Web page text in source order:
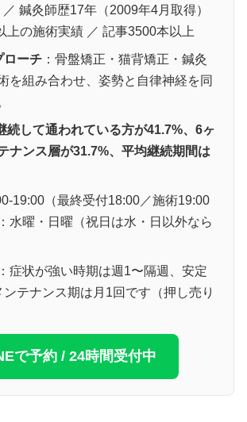
鍼灸師歴17年（2009年4月取得）
上の施術実績 ／ 記事3500本以上
ローチ ：骨盤矯正・猫背矯正・鍼灸
を組み合わせ、姿勢と自律神経を同
続して通われている方が41.7%、6ヶ
ナンス層が31.7%、平均継続期間は
19:00（最終受付18:00／施術19:00
水曜・日曜（祝日は水・日以外なら
症状が強い時期は週1〜隔週、安定
テナンス期は月1回です（押し売り
で予約 / 24時間受付中